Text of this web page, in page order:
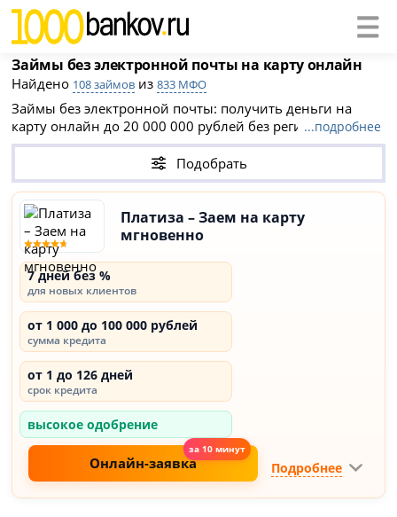
Займы без электронной почты на карту онлайн
Найдено 108 займов из833 МФО
Займы без электронной почты: получить деньги на
карту онлайн до 20 000 000 рублей без регистрации
email. Достаточно паспорта, телефона и банковской
карты. Заявки рассматриваются автоматически, перевод
средств возможен в день обращения.
...подробнее
Подобрать
Платиза – Заем на карту
мгновенно
7 дней без %
для новых клиентов
от 1 000 до 100 000 рублей
сумма кредита
от 1 до 126 дней
срок кредита
высокое одобрение
Онлайн-заявка Подробнее